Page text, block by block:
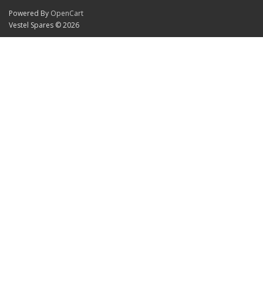
Powered By OpenCart
Vestel Spares © 2026